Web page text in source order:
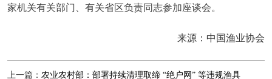
家机关有关部门、有关省区负责同志参加座谈会。
来源： 中国渔业协会
上一篇： 农业农村部：部署持续清理取缔 “绝户网” 等违规渔具